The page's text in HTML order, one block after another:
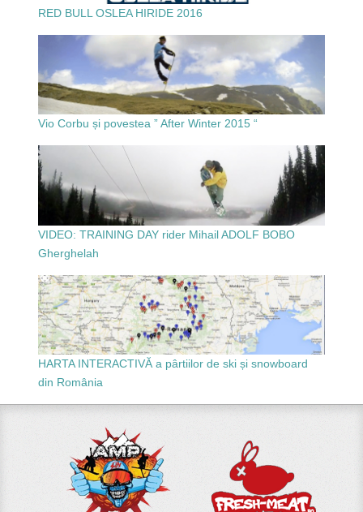
RED BULL OSLEA HIRIDE 2016
Vio Corbu și povestea ” After Winter 2015 “
VIDEO: TRAINING DAY rider Mihail ADOLF BOBO
Gherghelah
HARTA INTERACTIVĂ a pârtiilor de ski și snowboard
din România